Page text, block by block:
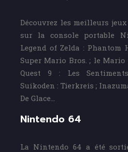
Découvrez les meilleurs
sur la console portable
Legend of Zelda : Phantom
Super Mario Bros. ; le Mario
Quest 9 : Les
Suikoden : Tierkreis ;
De Glace…
Nintendo 64
La Nintendo 64 a été